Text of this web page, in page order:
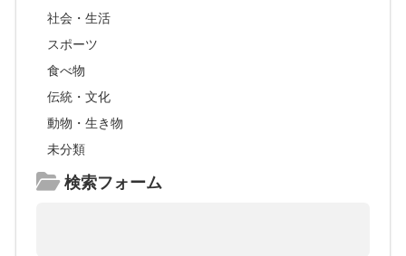
社会・生活
スポーツ
食べ物
伝統・文化
動物・生き物
未分類
検索フォーム